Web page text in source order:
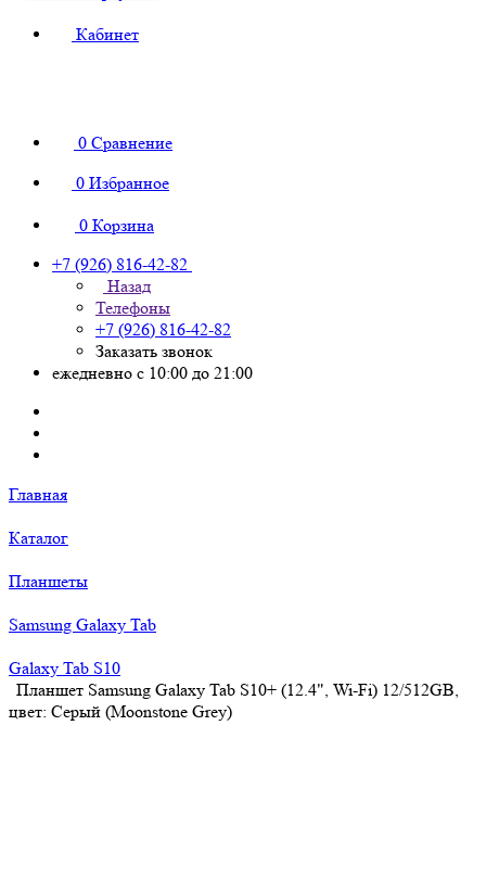
Кабинет
0 Сравнение
0 Избранное
0 Корзина
+7 (926) 816-42-82
Назад
Телефоны
+7 (926) 816-42-82
Заказать звонок
ежедневно с 10:00 до 21:00
Главная
Каталог
Планшеты
Samsung Galaxy Tab
Galaxy Tab S10
Планшет Samsung Galaxy Tab S10+ (12.4", Wi-Fi) 12/512GB,
цвет: Серый (Moonstone Grey)